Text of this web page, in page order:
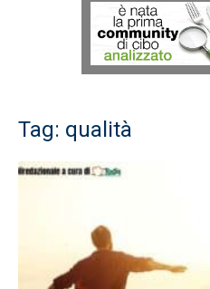
Tag: qualità